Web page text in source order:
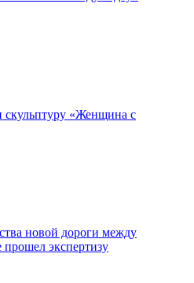
скульптуру «Женщина с
новой дороги между
прошел экспертизу